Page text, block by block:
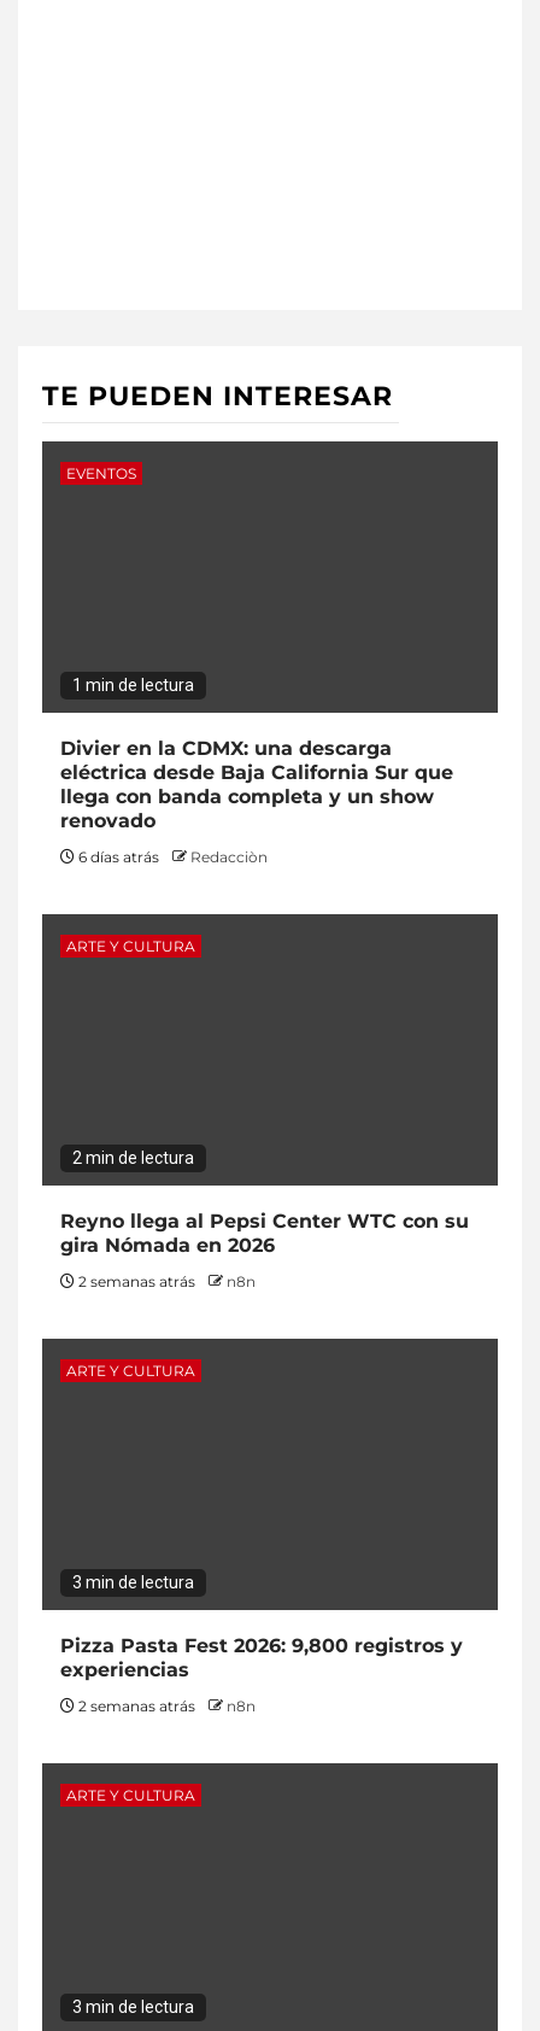
TE PUEDEN INTERESAR
EVENTOS
1 min de lectura
Divier en la CDMX: una descarga
eléctrica desde Baja California Sur que
llega con banda completa y un show
renovado
6 días atrás Redacciòn
ARTE Y CULTURA
2 min de lectura
Reyno llega al Pepsi Center WTC con su
gira Nómada en 2026
2 semanas atrás n8n
ARTE Y CULTURA
3 min de lectura
Pizza Pasta Fest 2026: 9,800 registros y
experiencias
2 semanas atrás n8n
ARTE Y CULTURA
3 min de lectura